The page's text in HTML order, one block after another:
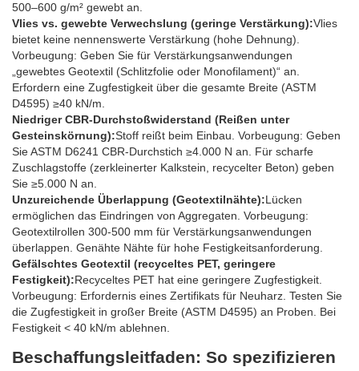
500–600 g/m² gewebt an.
Vlies vs. gewebte Verwechslung (geringe Verstärkung):Vlies
bietet keine nennenswerte Verstärkung (hohe Dehnung).
Vorbeugung: Geben Sie für Verstärkungsanwendungen
„gewebtes Geotextil (Schlitzfolie oder Monofilament)“ an.
Erfordern eine Zugfestigkeit über die gesamte Breite (ASTM
D4595) ≥40 kN/m.
Niedriger CBR-Durchstoßwiderstand (Reißen unter
Gesteinskörnung):Stoff reißt beim Einbau. Vorbeugung: Geben
Sie ASTM D6241 CBR-Durchstich ≥4.000 N an. Für scharfe
Zuschlagstoffe (zerkleinerter Kalkstein, recycelter Beton) geben
Sie ≥5.000 N an.
Unzureichende Überlappung (Geotextilnähte):Lücken
ermöglichen das Eindringen von Aggregaten. Vorbeugung:
Geotextilrollen 300-500 mm für Verstärkungsanwendungen
überlappen. Genähte Nähte für hohe Festigkeitsanforderung.
Gefälschtes Geotextil (recyceltes PET, geringere
Festigkeit):Recyceltes PET hat eine geringere Zugfestigkeit.
Vorbeugung: Erfordernis eines Zertifikats für Neuharz. Testen Sie
die Zugfestigkeit in großer Breite (ASTM D4595) an Proben. Bei
Festigkeit < 40 kN/m ablehnen.
Beschaffungsleitfaden: So spezifizieren